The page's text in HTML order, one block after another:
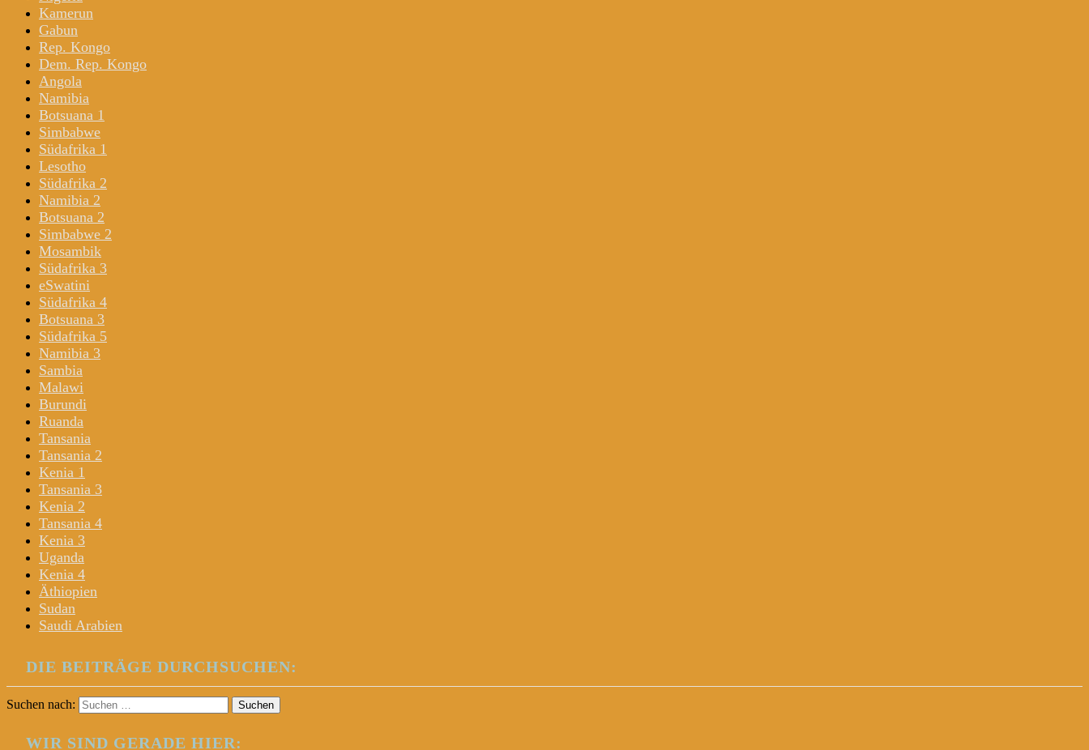
Kamerun
Gabun
Rep. Kongo
Dem. Rep. Kongo
Angola
Namibia
Botsuana 1
Simbabwe
Südafrika 1
Lesotho
Südafrika 2
Namibia 2
Botsuana 2
Simbabwe 2
Mosambik
Südafrika 3
eSwatini
Südafrika 4
Botsuana 3
Südafrika 5
Namibia 3
Sambia
Malawi
Burundi
Ruanda
Tansania
Tansania 2
Kenia 1
Tansania 3
Kenia 2
Tansania 4
Kenia 3
Uganda
Kenia 4
Äthiopien
Sudan
Saudi Arabien
DIE BEITRÄGE DURCHSUCHEN:
Suchen nach:
WIR SIND GERADE HIER: